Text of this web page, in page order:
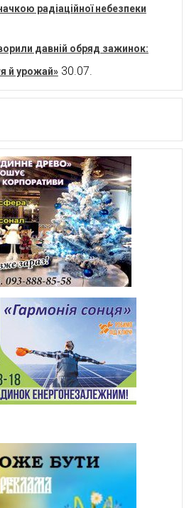
радіаційної небезпеки
давній обряд зажинок:
й урожай» 30.07.